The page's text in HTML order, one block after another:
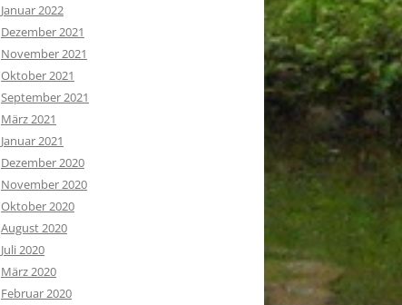
Januar 2022
Dezember 2021
November 2021
Oktober 2021
September 2021
März 2021
Januar 2021
Dezember 2020
November 2020
Oktober 2020
August 2020
Juli 2020
März 2020
Februar 2020